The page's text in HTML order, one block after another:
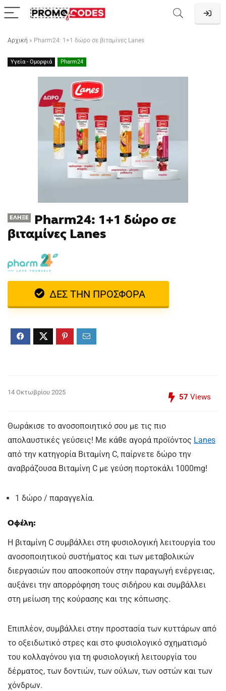
Αρχική » Pharm24: 1+1 δώρο σε βιταμίνες Lanes
Υγεία - Ομορφιά Pharm24
ΈΛΗΞΕ
Pharm24: 1+1 δώρο σε
βιταμίνες Lanes
ΔΕΣ ΤΗΝ ΠΡΟΣΦΟΡΑ
14 Οκτωβρίου 2025
57 Views
Θωράκισε το ανοσοποιητικό σου με τις πιο
απολαυστικές γεύσεις! Με κάθε αγορά προϊόντος Lanes
από την κατηγορία Βιταμίνη C, παίρνετε δώρο την
αναβράζουσα Βιταμίνη C με γεύση πορτοκάλι 1000mg!
1 δώρο / παραγγελία.
Οφέλη:
Η βιταμίνη C συμβάλλει στη φυσιολογική λειτουργία του
ανοσοποιητικού συστήματος και των μεταβολικών
διεργασιών που αποσκοπούν στην παραγωγή ενέργειας,
αυξάνει την απορρόφηση τους σιδήρου και συμβάλλει
στη μείωση της κούρασης και της κόπωσης.
Επιπλέον, συμβάλλει στην προστασία των κυττάρων από
το οξειδωτικό στρες και στο φυσιολογικό σχηματισμό
του κολλαγόνου για τη φυσιολογική λειτουργία του
δέρματος, των δοντιών, των ούλων, των οστών και των
χόνδρων.